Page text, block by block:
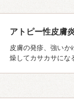
アトピー性皮膚
皮膚の発疹、強い
燥してカサカサにな